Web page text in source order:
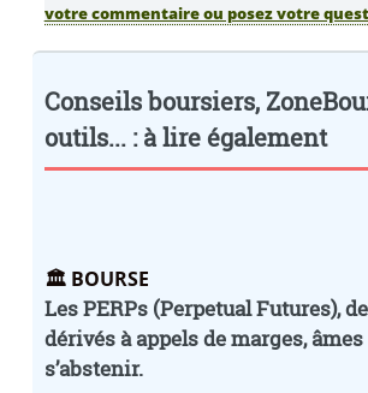
votre commentaire ou posez votre
Conseils boursiers,
outils... : à lire également
🏛️ BOURSE
Les PERPs (Perpetual Futures),
dérivés à appels de marges,
s’abstenir.